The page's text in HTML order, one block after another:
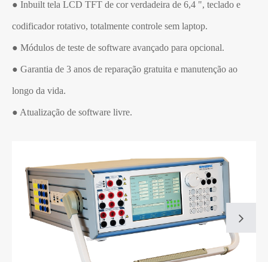
● Inbuilt tela LCD TFT de cor verdadeira de 6,4 ", teclado e
codificador rotativo, totalmente controle sem laptop.
● Módulos de teste de software avançado para opcional.
● Garantia de 3 anos de reparação gratuita e manutenção ao
longo da vida.
● Atualização de software livre.